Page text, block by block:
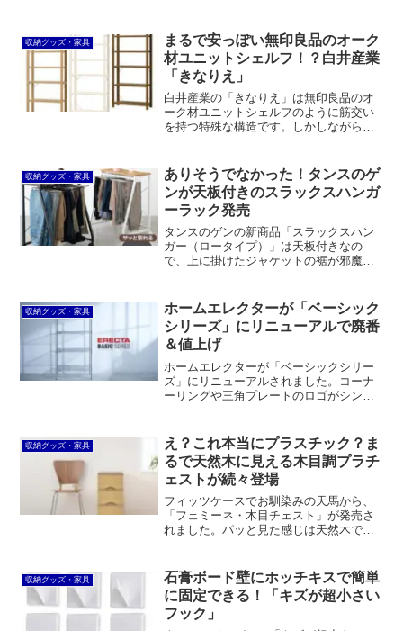
サイズ、価格、カラバリなども一覧にし
ています。
収納グッズ・家具
まるで安っぽい無印良品のオーク
材ユニットシェルフ！？白井産業
「きなりえ」
白井産業の「きなりえ」は無印良品のオ
ーク材ユニットシェルフのように筋交い
を持つ特殊な構造です。しかしながら、
サイズオーダー対応、カラー3色展開とい
うメリットもあります。
収納グッズ・家具
ありそうでなかった！タンスのゲ
ンが天板付きのスラックスハンガ
ーラック発売
タンスのゲンの新商品「スラックスハン
ガー（ロータイプ）」は天板付きなの
で、上に掛けたジャケットの裾が邪魔に
たときにホコリが掛かるのを防ぐ役割も
あります。
収納グッズ・家具
ホームエレクターが「ベーシック
シリーズ」にリニューアルで廃番
＆値上げ
ホームエレクターが「ベーシックシリー
ズ」にリニューアルされました。コーナ
ーリングや三角プレートのロゴがシンプ
SUS304からSUS430にスペックダウン、
5割以上も値上げされたパーツもありま
す。
収納グッズ・家具
え？これ本当にプラスチック？ま
るで天然木に見える木目調プラチ
ェストが続々登場
フィッツケースでお馴染みの天馬から、
「フェミーネ・木目チェスト」が発売さ
れました。パッと見た感じは天然木でで
ック製のチェストなのです。こういう新
しい取り組みはいかにも天...
収納グッズ・家具
石膏ボード壁にホッチキスで簡単
に固定できる！「キズが超小さい
フック」